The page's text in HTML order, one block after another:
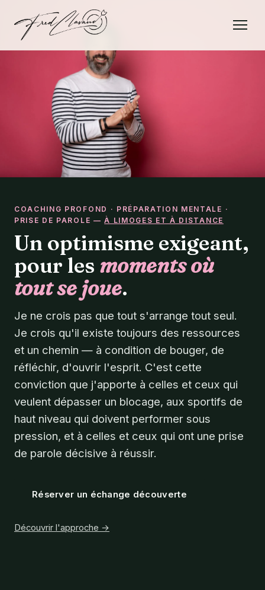
COACHING PROFOND · PRÉPARATION MENTALE ·
PRISE DE PAROLE —À LIMOGES ET À DISTANCE
Un optimisme exigeant,
pour les moments où
tout se joue.
Je ne crois pas que tout s'arrange tout seul.
Je crois qu'il existe toujours des ressources
et un chemin — à condition de bouger, de
réfléchir, d'ouvrir l'esprit. C'est cette
conviction que j'apporte à celles et ceux qui
veulent dépasser un blocage, aux sportifs de
haut niveau qui doivent performer sous
pression, et à celles et ceux qui ont une prise
de parole décisive à réussir.
Réserver un échange découverte
Découvrir l'approche →
Panneau de gestion des cookies